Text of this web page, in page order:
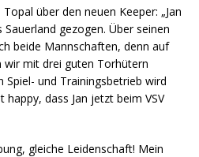
über den neuen Keeper: „Jan
gezogen. Über seinen
beide Mannschaften, denn auf
mit drei guten Torhütern
Spiel- und Trainingsbetrieb wird
happy, dass Jan jetzt beim VSV
gleiche Leidenschaft! Mein